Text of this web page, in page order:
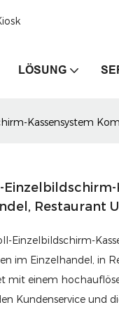
LÖSUNG
Kassensystem
Restaurant
Einzelbildschirm-
im Einzelhandel, in
mit einem
Kundenservice und